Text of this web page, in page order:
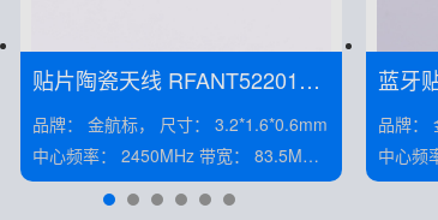
贴片陶瓷天线 RFANT5220110
A0T
品牌： 金航标， 尺寸： 3.2*1.6*0.6mm
中心频率： 2450MHz 带宽： 83.5MHz
增益： 2dBi 阻抗： 50Ω
蓝牙
品牌： 金航标，
中心频率：